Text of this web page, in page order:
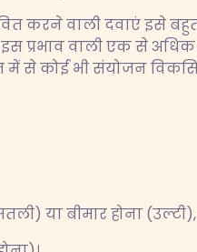
करने वाली दवाएं इसे
प्रभाव वाली एक से अधिक
से कोई भी संयोजन
या बीमार होना (उल्टी),